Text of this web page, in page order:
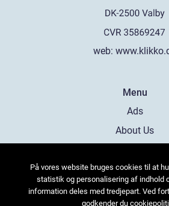
web:
Menu
Ads
About Us
Contact
Sitemap
På vores website bruges cookies til at
statistik og personalisering af indhold
information deles med tredjepart. Ved
godkender du